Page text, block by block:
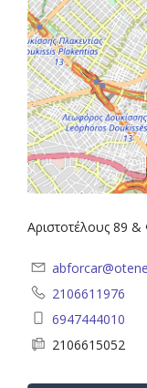
Αριστοτέλους 89 &
2106611976
6947444010
2106615052